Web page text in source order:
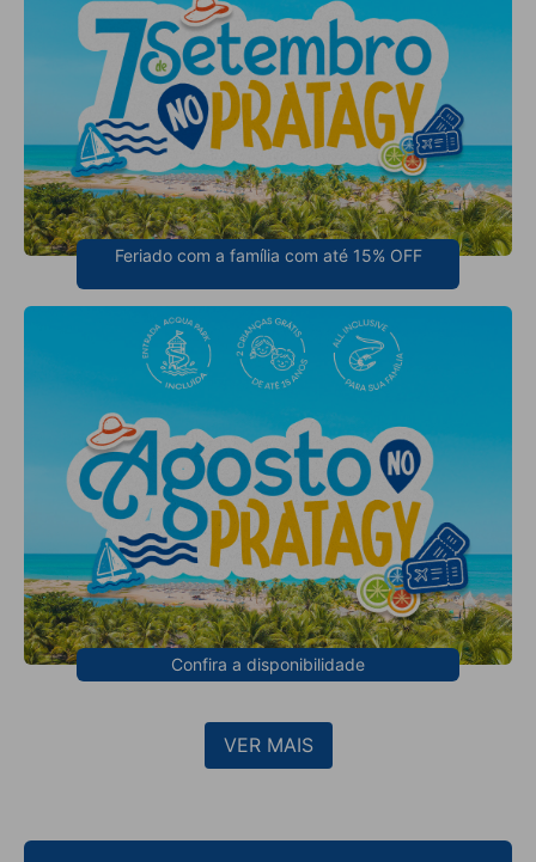
Feriado com a família com até 15% OFF
Confira a disponibilidade
VER MAIS